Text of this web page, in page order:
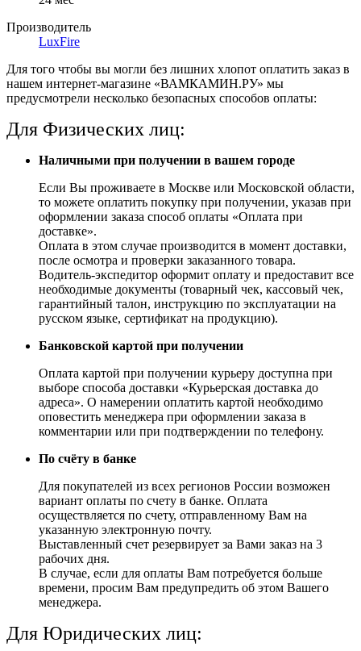
Производитель
LuxFire
Для того чтобы вы могли без лишних хлопот оплатить заказ в
нашем интернет-магазине «ВАМКАМИН.РУ» мы
предусмотрели несколько безопасных способов оплаты:
Для Физических лиц:
Наличными при получении в вашем городе
Если Вы проживаете в Москве или Московской области,
то можете оплатить покупку при получении, указав при
оформлении заказа способ оплаты «Оплата при
доставке».
Оплата в этом случае производится в момент доставки,
после осмотра и проверки заказанного товара.
Водитель-экспедитор оформит оплату и предоставит все
необходимые документы (товарный чек, кассовый чек,
гарантийный талон, инструкцию по эксплуатации на
русском языке, сертификат на продукцию).
Банковской картой при получении
Оплата картой при получении курьеру доступна при
выборе способа доставки «Курьерская доставка до
адреса». О намерении оплатить картой необходимо
оповестить менеджера при оформлении заказа в
комментарии или при подтверждении по телефону.
По счёту в банке
Для покупателей из всех регионов России возможен
вариант оплаты по счету в банке. Оплата
осуществляется по счету, отправленному Вам на
указанную электронную почту.
Выставленный счет резервирует за Вами заказ на 3
рабочих дня.
В случае, если для оплаты Вам потребуется больше
времени, просим Вам предупредить об этом Вашего
менеджера.
Для Юридических лиц: